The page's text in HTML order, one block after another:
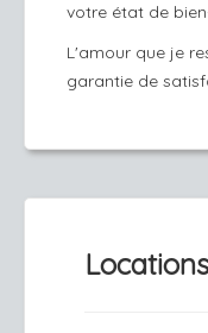
votre état de
L'amour que je
garantie de
Locations